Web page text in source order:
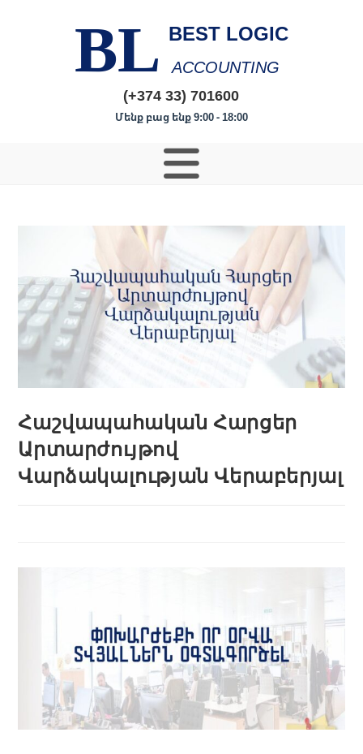
BL BEST LOGIC
ACCOUNTING
(+374 33) 701600
Մենք բաց ենք 9:00 - 18:00
Հաշվապահական Հարցեր
Արտարժույթով
Վարձակալության Վերաբերյալ